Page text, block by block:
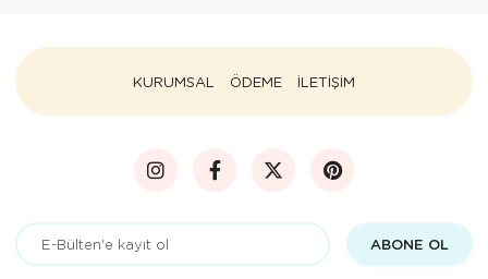
KURUMSAL ÖDEME İLETİŞİM
ABONE OL